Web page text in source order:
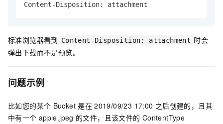
Content-Disposition: attachment
标准浏览器看到 Content-Disposition: attachment 时会
弹出下载而不是预览。
问题示例
比如您的某个 Bucket 是在 2019/09/23 17:00 之后创建的，且其
中有一个 apple.jpeg 的文件，且该文件的 ContentType